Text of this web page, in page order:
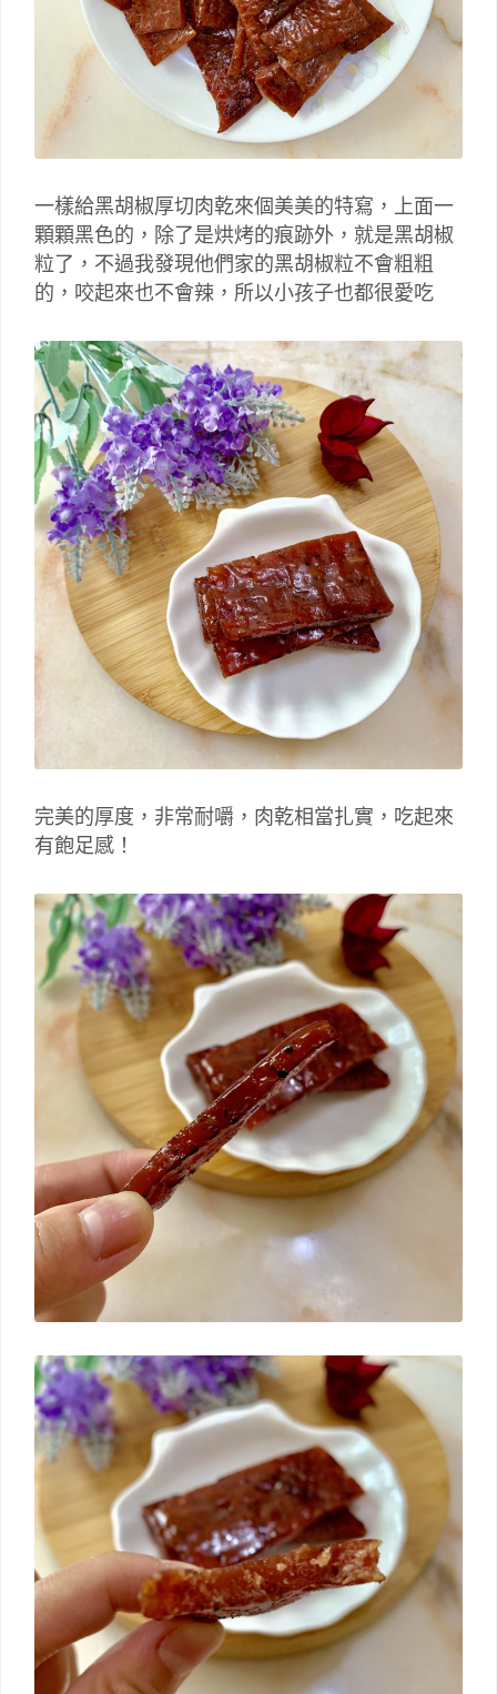
一樣給黑胡椒厚切肉乾來個美美的特寫，上面一
顆顆黑色的，除了是烘烤的痕跡外，就是黑胡椒
粒了，不過我發現他們家的黑胡椒粒不會粗粗
的，咬起來也不會辣，所以小孩子也都很愛吃
完美的厚度，非常耐嚼，肉乾相當扎實，吃起來
有飽足感！